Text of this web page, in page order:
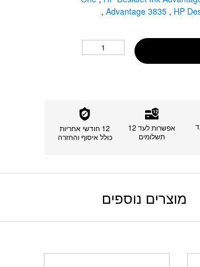
Advantage 3835 , HP
,
אפשרות לעד 12
תשלומים
12 חודשי אחריות
כולל איסוף והחזרה
מוצרים נוספים